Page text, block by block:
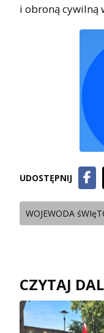
i obroną cywilną
UDOSTĘPNIJ
WOJEWODA
CZYTAJ